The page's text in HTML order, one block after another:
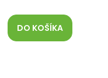
DO KOŠÍKA